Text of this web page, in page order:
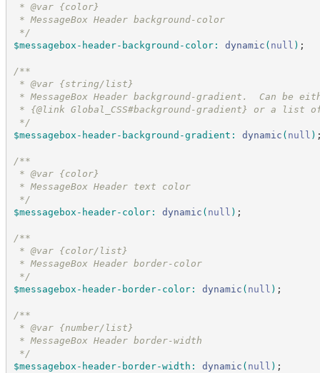
* @var {color}
* MessageBox Header background-color
*/
$messagebox-header-background-color: dynamic ( null ) ;
/**
* @var {string/list}
* MessageBox Header background-gradient.  Can be
* {@link Global_CSS#background-gradient} or a list
*/
$messagebox-header-background-gradient : dynamic ( null )
/**
* @var {color}
* MessageBox Header text color
*/
$messagebox-header-color: dynamic ( null ) ;
/**
* @var {color/list}
* MessageBox Header border-color
*/
$messagebox-header-border-color: dynamic ( null ) ;
/**
* @var {number/list}
* MessageBox Header border-width
*/
$messagebox-header-border-width : dynamic ( null ) ;